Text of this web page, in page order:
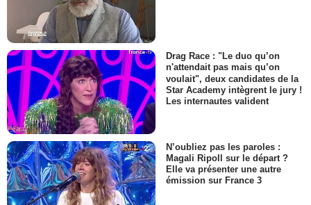
Drag Race : "Le duo qu’on
n'attendait pas mais qu’on
voulait", deux candidates de la
Star Academy intègrent le jury !
Les internautes valident
N’oubliez pas les paroles :
Magali Ripoll sur le départ ?
Elle va présenter une autre
émission sur France 3